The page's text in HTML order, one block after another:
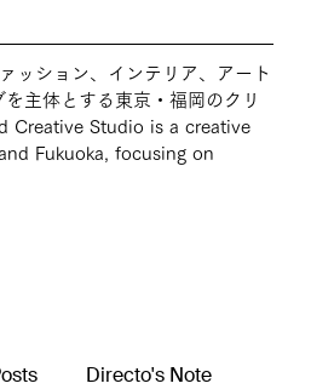
ッション、インテリア、アート
主体とする東京・福岡のクリ
Creative Studio is a creative
Fukuoka, focusing on
Directo's Note